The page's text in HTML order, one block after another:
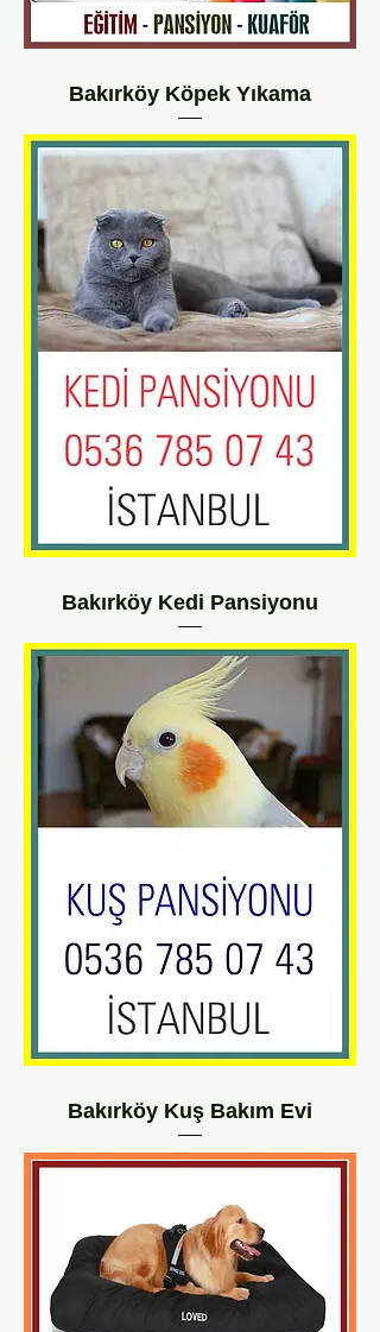
Bakırköy Köpek Yıkama
Bakırköy Kedi Pansiyonu
Bakırköy Kuş Bakım Evi